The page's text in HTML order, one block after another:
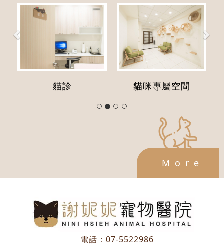
貓診 貓咪專屬空間
P
e
N
x
More
電話： 07-5522986